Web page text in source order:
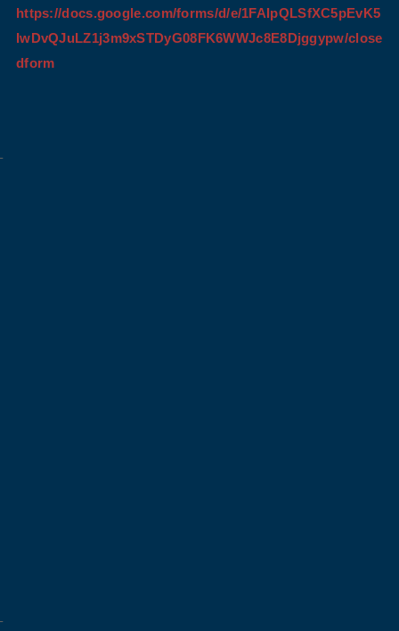
https://docs.google.com/forms/d/e/1FAIpQLSfXC5pEvK5
IwDvQJuLZ1j3m9xSTDyG08FK6WWJc8E8Djggypw/close
dform